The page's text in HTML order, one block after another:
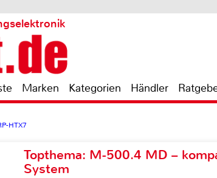
Marken Kategorien Händler
HTX7
Topthema: M-500.4 MD –
System